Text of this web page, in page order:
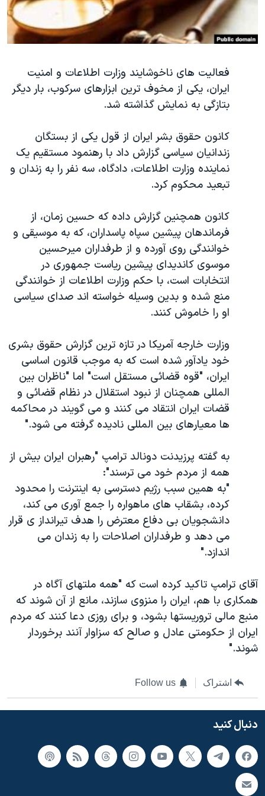
فرهنگ و زندگی
حقوق شهروندی
علم و فناوری
اسرائیل در جنگ
آرشیو پخش زنده
مستندها
انتخابات ریاست جمهوری آمریکا ۲۰۲۴
رمز مهسا
ورزش زنان در ایران
مجموعه مستندهای دادخواهی
تریبونال مردمی آبان ۹۸
دادگاه حمید نوری
قانون شفافیت دارائی کادر رهبری ایران
اعتراضات مردمی آبان ۹۸
اسرائیل در جنگ
نرگس محمدی برنده جایزه نوبل صلح
همایش محافظه‌کاران آمریکا «سی‌پک»
سفر پرزیدنت ترامپ به چین
دنبال کنید
زبانهای مختلف
فعالیت های ناخوشایند وزارت اطلاعات و امنیت
ایران، یکی از مخوف ترین ابزارهای سرکوب، بار دیگر
بتازگی به نمایش گذاشته شد.
کانون حقوق بشر ایران از قول یکی از بستگان
زندانیان سیاسی گزارش داد با رهنمود مستقیم یک
نماینده وزارت اطلاعات، دادگاه، سه نفر را به زندان و
تبعید محکوم کرد.
کانون همچنین گزارش داده که حسین زمان، از
فرماندهان پیشین سپاه پاسداران، که به موسیقی و
خوانندگی روی آورده و از طرفداران میرحسین
موسوی کاندیدای پیشین ریاست جمهوری در
انتخابات است، با حکم وزارت اطلاعات از خوانندگی
منع شده و بدین وسیله خواسته اند صدای سیاسی
او را خاموش کنند.
وزارت خارجه آمریکا در تازه ترین گزارش حقوق بشری
خود یادآور شده است که به موجب قانون اساسی
ایران، "قوه قضائی مستقل است" اما "ناظران بین
المللی همچنان از نبود استقلال در نظام قضائی و
قضات ایران انتقاد می کنند و می گویند در محاکمه
ها معیارهای بین المللی نادیده گرفته می شود."
به گفته پرزیدنت دونالد ترامپ "رهبران ایران بیش از
همه از مردم خود می ترسند":
"به همین سبب رژیم دسترسی به اینترنت را محدود
کرده، بشقاب های ماهواره را جمع آوری می کند،
دانشجویان بی دفاع معترض را هدف تیرانداز ی قرار
می دهد و طرفداران اصلاحات را به زندان می
اندازد."
آقای ترامپ تاکید کرده است که "همه ملتهای آگاه در
همکاری با هم، ایران را منزوی سازند، مانع از آن شوند که
منبع مالی تروریستها بشود، و برای روزی دعا کنند که مردم
ایران از حکومتی عادل و صالح که سزاوار آنند برخوردار
شوند."
اشتراک Follow us
دنبال کنید